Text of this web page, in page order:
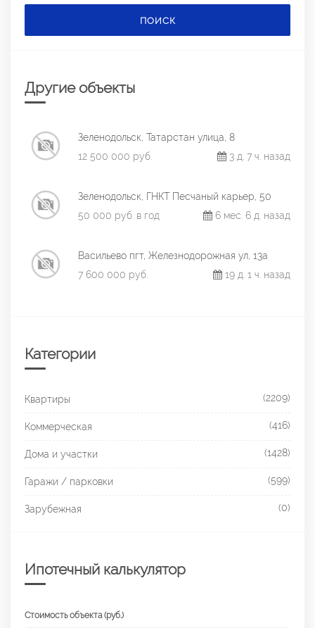
ПОИСК
Другие объекты
Зеленодольск, Татарстан улица, 8
12 500 000 руб.
3 д. 7 ч. назад
Зеленодольск, ГНКТ Песчаный карьер, 50
50 000 руб. в год
6 мес. 6 д. назад
Васильево пгт, Железнодорожная ул, 13а
7 600 000 руб.
19 д. 1 ч. назад
Категории
Квартиры (2209)
Коммерческая (416)
Дома и участки (1428)
Гаражи / парковки (599)
Зарубежная (0)
Ипотечный калькулятор
Стоимость объекта (руб.)